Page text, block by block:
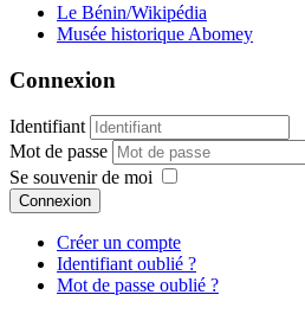
Le Bénin/Wikipédia
Musée historique Abomey
Connexion
Identifiant
Mot de passe
Se souvenir de moi
Connexion
Créer un compte
Identifiant oublié ?
Mot de passe oublié ?